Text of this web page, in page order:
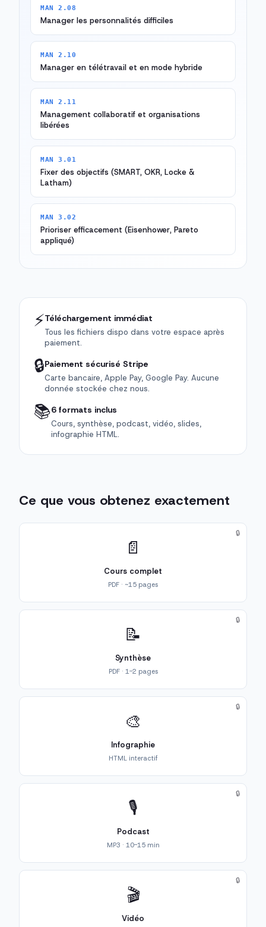
MAN 2.08
Manager les personnalités difficiles
MAN 2.10
Manager en télétravail et en mode hybride
MAN 2.11
Management collaboratif et organisations
libérées
MAN 3.01
Fixer des objectifs (SMART, OKR, Locke &
Latham)
MAN 3.02
Prioriser efficacement (Eisenhower, Pareto
appliqué)
⚡Téléchargement immédiat
Tous les fichiers dispo dans votre espace après
paiement.
🔒Paiement sécurisé Stripe
Carte bancaire, Apple Pay, Google Pay. Aucune
donnée stockée chez nous.
📚6 formats inclus
Cours, synthèse, podcast, vidéo, slides,
infographie HTML.
Ce que vous obtenez exactement
📄
Cours complet
PDF · ~15 pages
🔒
📝
Synthèse
PDF · 1-2 pages
🔒
🎨
Infographie
HTML interactif
🔒
🎙️
Podcast
MP3 · 10-15 min
🔒
🎬
Vidéo
🔒